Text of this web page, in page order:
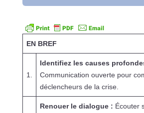
EN BREF
1.
Identifiez les causes
Communication ouverte pour
déclencheurs de la crise.
Renouer le dialogue : Écouter